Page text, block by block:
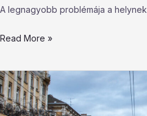
A legnagyobb problémája a helynek
Read More »
Megegyezett
Karácsony
és